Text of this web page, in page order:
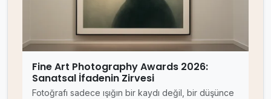
Fine Art Photography Awards 2026:
Sanatsal İfadenin Zirvesi
Fotoğrafı sadece ışığın bir kaydı değil, bir düşünce